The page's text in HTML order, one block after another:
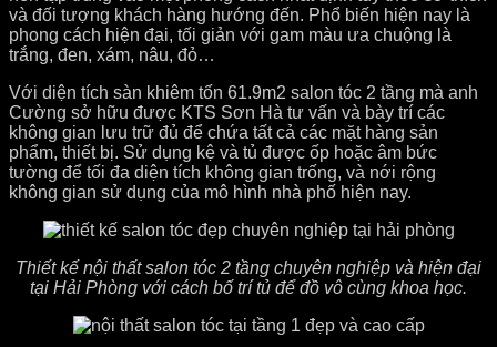
và đối tượng khách hàng hướng đến. Phổ biến hiện nay là
phong cách hiện đại, tối giản với gam màu ưa chuộng là
trắng, đen, xám, nâu, đỏ…
Với diện tích sàn khiêm tốn 61.9m2 salon tóc 2 tầng mà anh
Cường sở hữu được KTS Sơn Hà tư vấn và bày trí các
không gian lưu trữ đủ để chứa tất cả các mặt hàng sản
phẩm, thiết bị. Sử dụng kệ và tủ được ốp hoặc âm bức
tường để tối đa diện tích không gian trống, và nới rộng
không gian sử dụng của mô hình nhà phố hiện nay.
Thiết kế nội thất salon tóc 2 tầng chuyên nghiệp và hiện đại
tại Hải Phòng với cách bố trí tủ để đồ vô cùng khoa học.